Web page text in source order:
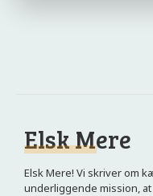
Elsk Mere
Elsk Mere! Vi skriver om
underliggende mission,